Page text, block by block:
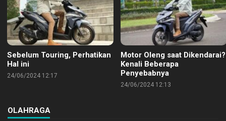
Sebelum Touring, Perhatikan
Hal ini
24/06/2024 12:17
Motor Oleng saat Dikendarai?
Kenali Beberapa
Penyebabnya
24/06/2024 12:13
OLAHRAGA